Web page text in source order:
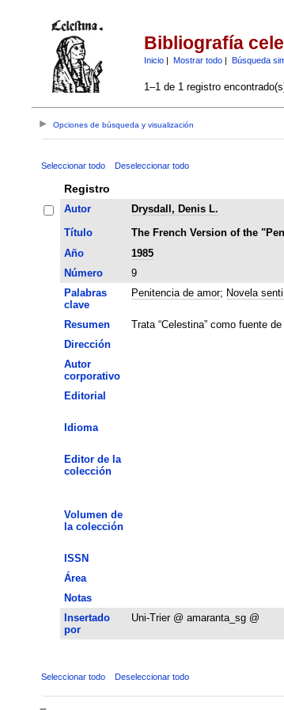
Bibliografía
Inicio| Mostrar todo| Búsqueda
1–1 de 1 registro
Opciones de búsqueda y visualización
Seleccionar todo Deseleccionar todo
Registro
Autor
Drysdall, Denis L.
Título
The French Version of the
Año
1985
Número
9
Palabras
clave
Penitencia de amor; Novela
Resumen
Trata “Celestina” como fuente
Dirección
Autor
corporativo
Editorial
Idioma
Editor de la
colección
Volumen de
la colección
ISSN
Área
Notas
Insertado
por
Uni-Trier @ amaranta_sg @
Seleccionar todo Deseleccionar todo